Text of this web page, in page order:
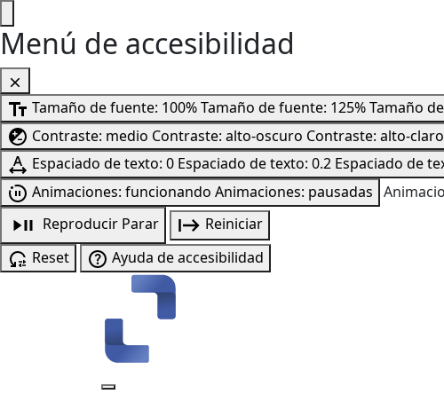
Menú de accesibilidad
Tamaño de fuente: 100%Tamaño de fuente: 125%Tamaño
Contraste: medio Contraste: alto-oscuro Contraste: alto-claro
Espaciado de texto: 0 Espaciado de texto: 0.2 Espaciado de
Animaciones: funcionando Animaciones: pausadas
Reproducir Parar
Reiniciar
Reset
Ayuda de accesibilidad